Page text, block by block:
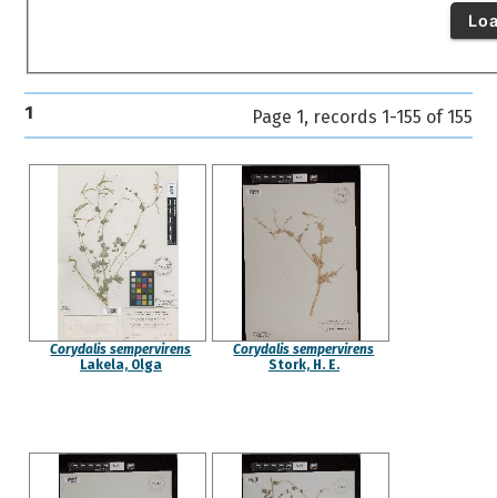
1 Page 1, records 1-155 of 155
Corydalis sempervirens
Lakela, Olga
Corydalis sempervirens
Stork, H. E.